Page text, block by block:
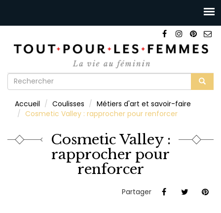
Formulaire
recherche
Accueil Coulisses
Métiers d'art et savoir-faire
Cosmetic Valley : rapprocher pour renforcer
Cosmetic Valley :
rapprocher pour
renforcer
Partager